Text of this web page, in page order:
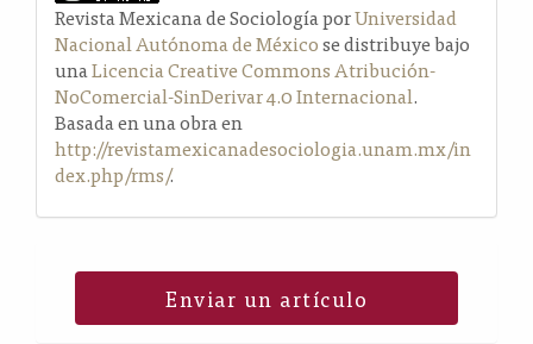
Revista Mexicana de Sociología porUniversidad
Nacional Autónoma de Méxicose distribuye bajo
unaLicencia Creative Commons Atribución-
NoComercial-SinDerivar 4.0 Internacional.
Basada en una obra en
http://revistamexicanadesociologia.unam.mx/in
dex.php/rms/.
Enviar un artículo